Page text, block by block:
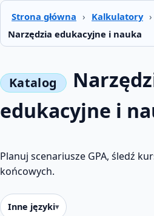
Strona główna › Kalkulatory ›
Narzędzia edukacyjne i nauka
edukacyjne i
Planuj scenariusze GPA, śledź
końcowych.
Inne języki